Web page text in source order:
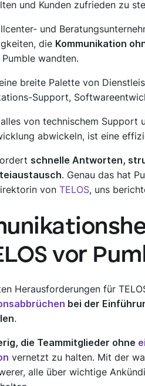
Teams passen
und Kunden zufrieden zu
und
die Kommunikation
wandten.
breite Palette von
Support,
von technischem Support
abwickeln, ist eine
schnelle Antworten,
. Genau das hat
von TELOS, uns
vor
Herausforderungen für
bei der
.
die Teammitglieder ohne
vernetzt zu halten. Mit der
alle über wichtige